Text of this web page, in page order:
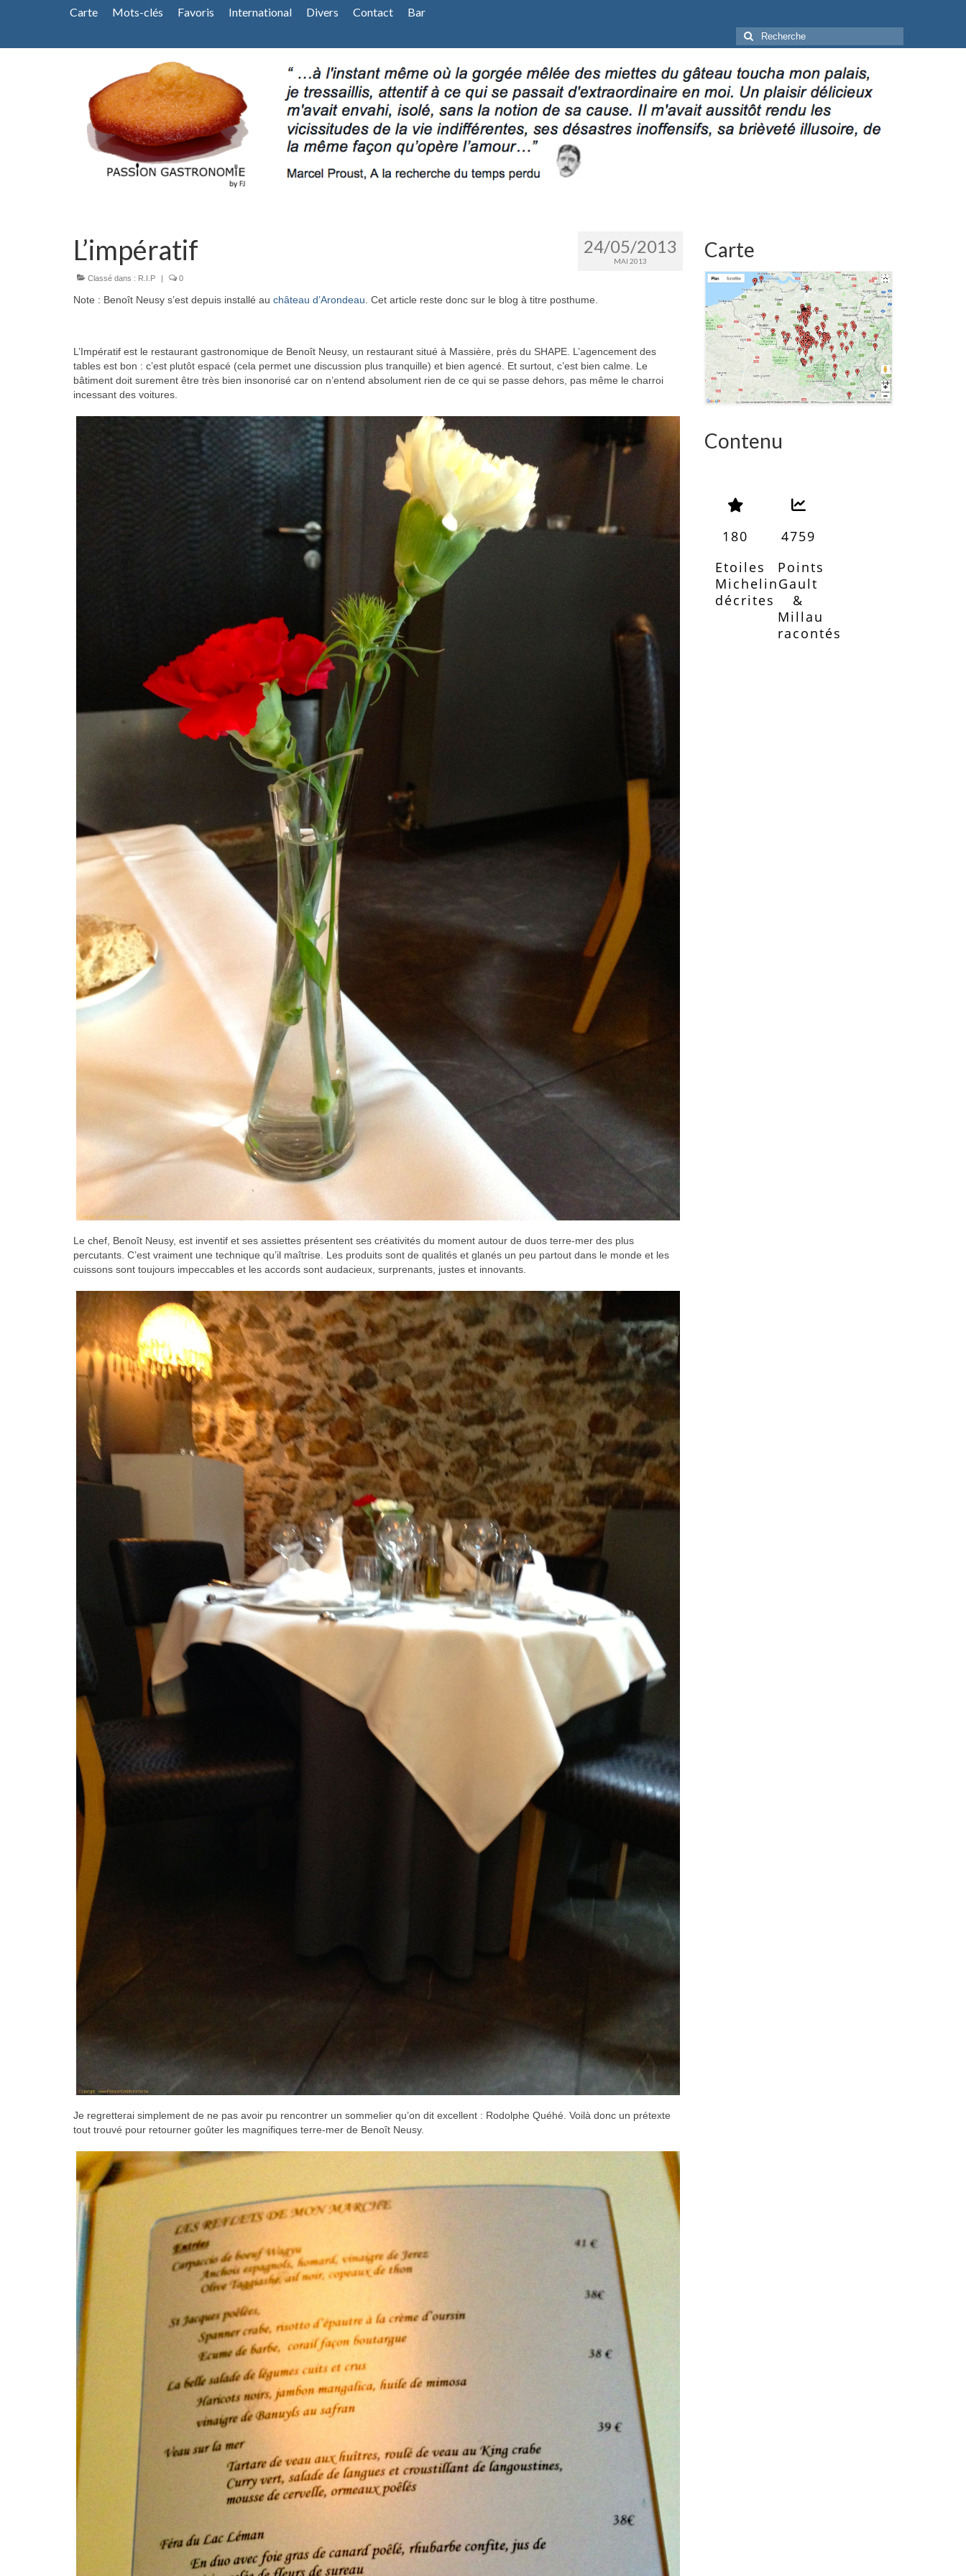
Carte Mots-clés Favoris International Divers Contact Bar
Rechercher
:
24/05/2013
MAI 2013
L’impératif
Classé dans : R.I.P | 0
Note : Benoît Neusy s’est depuis installé au château d’Arondeau . Cet article reste donc sur le blog à titre posthume.
L’Impératif est le restaurant gastronomique de Benoît Neusy, un restaurant situé à Massière, près du SHAPE. L’agencement des
tables est bon : c’est plutôt espacé (cela permet une discussion plus tranquille) et bien agencé. Et surtout, c’est bien calme. Le
bâtiment doit surement être très bien insonorisé car on n’entend absolument rien de ce qui se passe dehors, pas même le charroi
incessant des voitures.
Le chef, Benoît Neusy, est inventif et ses assiettes présentent ses créativités du moment autour de duos terre-mer des plus
percutants. C’est vraiment une technique qu’il maîtrise. Les produits sont de qualités et glanés un peu partout dans le monde et les
cuissons sont toujours impeccables et les accords sont audacieux, surprenants, justes et innovants.
Je regretterai simplement de ne pas avoir pu rencontrer un sommelier qu’on dit excellent : Rodolphe Quéhé. Voilà donc un prétexte
tout trouvé pour retourner goûter les magnifiques terre-mer de Benoît Neusy.
Carte
Contenu
180
Etoiles
Michelin
décrites
4759
Points
Gault
&
Millau
racontés